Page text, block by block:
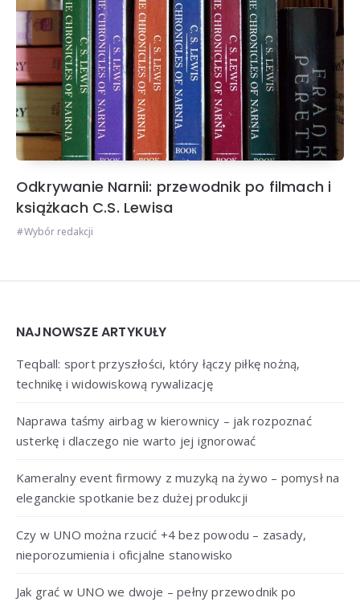
Odkrywanie Narnii: przewodnik po filmach i
książkach C.S. Lewisa
Wybór redakcji
Widgets
NAJNOWSZE ARTYKUŁY
Teqball: sport przyszłości, który łączy piłkę nożną,
technikę i widowiskową rywalizację
Naprawa taśmy airbag w kierownicy – jak rozpoznać
usterkę i dlaczego nie warto jej ignorować
Kameralny event firmowy z muzyką na żywo – pomysł na
eleganckie spotkanie bez dużej produkcji
Czy w UNO można rzucić +4 bez powodu – zasady,
nieporozumienia i oficjalne stanowisko
Jak grać w UNO we dwoje – pełny przewodnik po